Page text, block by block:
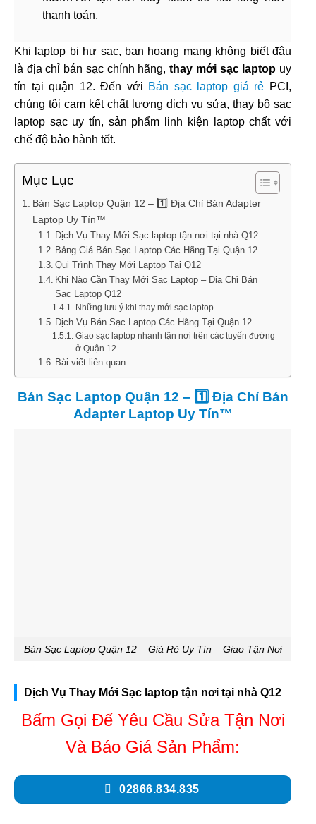
thanh toán.
Khi laptop bị hư sạc, bạn hoang mang không biết đâu
là địa chỉ bán sạc chính hãng,thay mới sạc laptop uy
tín tại quận 12. Đến với Bán sạc laptop giá rẻ PCI,
chúng tôi cam kết chất lượng dịch vụ sửa, thay bộ sạc
laptop sạc uy tín, sản phẩm linh kiện laptop chất với
chế độ bảo hành tốt.
Mục Lục
Bán Sạc Laptop Quận 12 – 1️⃣ Địa Chỉ Bán Adapter
Laptop Uy Tín™
Dịch Vụ Thay Mới Sạc laptop tận nơi tại nhà Q12
Bảng Giá Bán Sạc Laptop Các Hãng Tại Quận 12
Qui Trình Thay Mới Laptop Tại Q12
Khi Nào Cần Thay Mới Sạc Laptop – Địa Chỉ Bán
Sạc Laptop Q12
Những lưu ý khi thay mới sạc laptop
Dịch Vụ Bán Sạc Laptop Các Hãng Tại Quận 12
Giao sạc laptop nhanh tận nơi trên các tuyến đường
ở Quận 12
Bài viết liên quan
Bán Sạc Laptop Quận 12 – 1️⃣ Địa Chỉ Bán
Adapter Laptop Uy Tín™
Bán Sạc Laptop Quận 12 – Giá Rẻ Uy Tín – Giao Tận Nơi
Dịch Vụ Thay Mới Sạc laptop tận nơi tại nhà Q12
Bấm Gọi Để Yêu Cầu Sửa Tận Nơi
Và Báo Giá Sản Phẩm:
02866.834.835